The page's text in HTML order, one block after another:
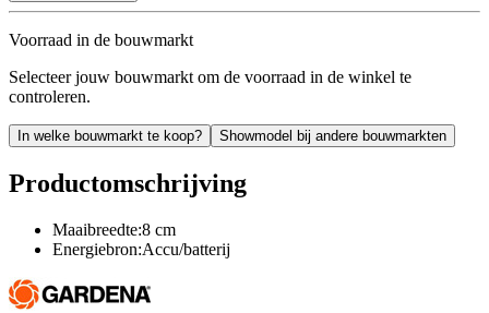
Voorraad in de bouwmarkt
Selecteer jouw bouwmarkt om de voorraad in de winkel te
controleren.
In welke bouwmarkt te koop? Showmodel bij andere bouwmarkten
Productomschrijving
Maaibreedte:8 cm
Energiebron:Accu/batterij